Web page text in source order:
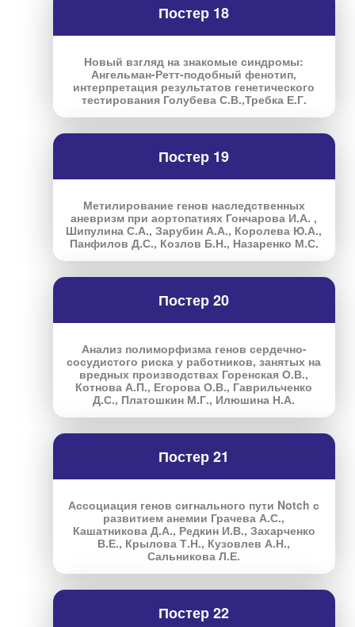
Постер 18
Новый взгляд на знакомые синдромы:
Ангельман-Ретт-подобный фенотип,
интерпретация результатов генетического
тестирования Голубева С.В.,Требка Е.Г.
Постер 19
Метилирование генов наследственных
аневризм при аортопатиях Гончарова И.А. ,
Шипулина С.А., Зарубин А.А., Королева Ю.А.,
Панфилов Д.С., Козлов Б.Н., Назаренко М.С.
Постер 20
Анализ полиморфизма генов сердечно-
сосудистого риска у работников, занятых на
вредных производствах Горенская О.В.,
Котнова А.П., Егорова О.В., Гаврильченко
Д.С., Платошкин М.Г., Илюшина Н.А.
Постер 21
Ассоциация генов сигнального пути Notch с
развитием анемии Грачева А.С.,
Кашатникова Д.А., Редкин И.В., Захарченко
В.Е., Крылова Т.Н., Кузовлев А.Н.,
Сальникова Л.Е.
Постер 22